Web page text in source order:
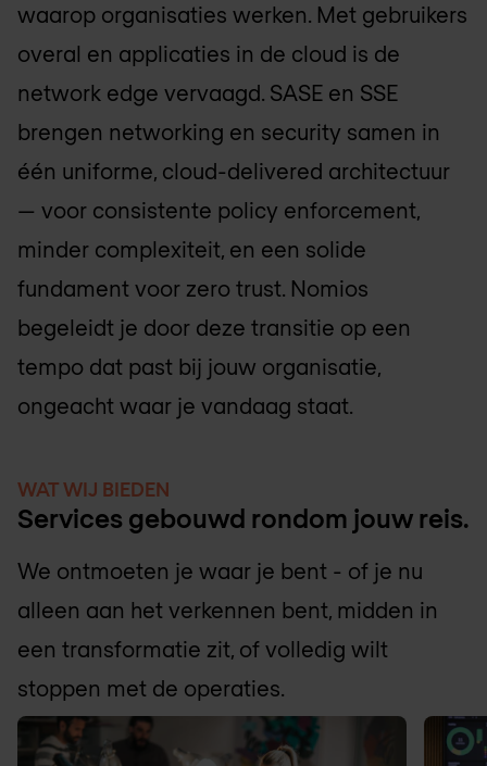
waarop organisaties werken. Met gebruikers
overal en applicaties in de cloud is de
network edge vervaagd. SASE en SSE
brengen networking en security samen in
één uniforme, cloud-delivered architectuur
— voor consistente policy enforcement,
minder complexiteit, en een solide
fundament voor zero trust. Nomios
begeleidt je door deze transitie op een
tempo dat past bij jouw organisatie,
ongeacht waar je vandaag staat.
WAT WIJ BIEDEN
Services gebouwd rondom jouw reis.
We ontmoeten je waar je bent - of je nu
alleen aan het verkennen bent, midden in
een transformatie zit, of volledig wilt
stoppen met de operaties.